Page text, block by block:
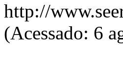
http://
(Acessado: 6